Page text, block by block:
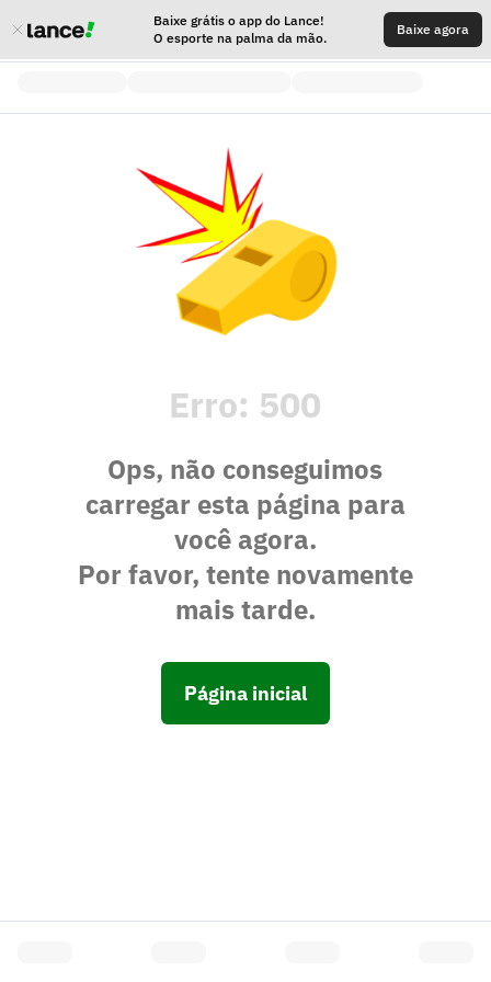
Baixe grátis o app do Lance!
O esporte na palma da mão.
Baixe agora
Erro: 500
Ops, não conseguimos
carregar esta página para
você agora.
Por favor, tente novamente
mais tarde.
Página inicial